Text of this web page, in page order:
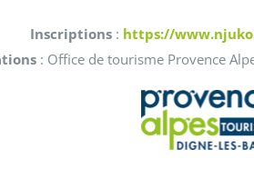
Inscriptions : https://
: Office de tourisme Provence